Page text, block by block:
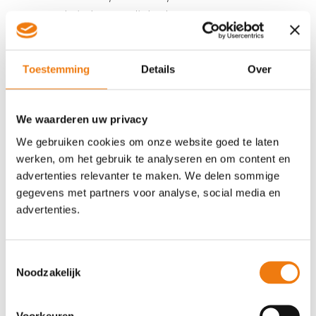
Toestemming Details Over
We waarderen uw privacy
We gebruiken cookies om onze website goed te laten
werken, om het gebruik te analyseren en om content en
advertenties relevanter te maken. We delen sommige
gegevens met partners voor analyse, social media en
advertenties.
Noodzakelijk
analytische vaardigheden
Sterke communicatieve vaardigheden en het
werken
Een uitdagende en stimulerende
werkomgeving waarin je je vaardigheden
kunt ontwikkelen en uitbreiden
innovatieve projecten en cutting-edge
Flexibele werktijden en de mogelijkheid tot
Doorgroeimogelijkheden en persoonlijke